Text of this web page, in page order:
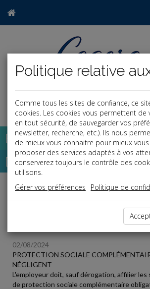
Base documentaire
Dépêches
Liste des dernières dépêches
02/08/2024
PROTECTION SOCIALE
NÉGLIGENT
L'employeur doit, sauf dérogation, affilier les
de protection sociale complémentaire
Comme tous les sites de confiance, ce
cookies. Les cookies vous permettent de
en tout sécurité, de sauvegarder vos
newsletter, recherche, etc.). Ils nous
de mieux vous connaitre pour mieux
proposer des services adaptés à vos
conserverez toujours le contrôle des
utilisons.
Gérer vos préférences
Politique de